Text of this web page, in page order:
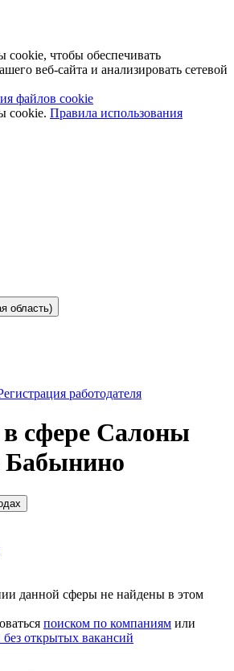
чтобы обеспечивать
веб-сайта и анализировать сетевой
файлов cookie
cookie. Правила использования
область)
работодателя
сфере Салоны
Бабынино
данной сферы не найдены в этом
поиском по компаниям или
открытых вакансий